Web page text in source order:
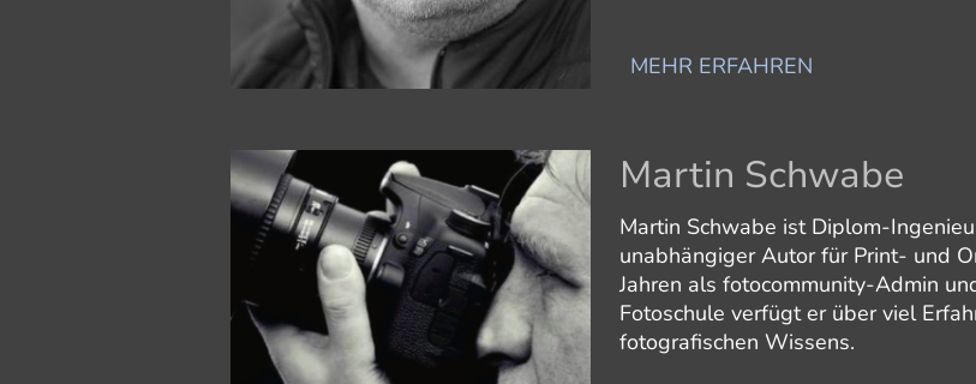
MEHR ERFAHREN
Martin Schwabe
Martin Schwabe ist Diplom-
unabhängiger Autor für Print- und
Jahren als fotocommunity-Admin
Fotoschule verfügt er über viel
fotografischen Wissens.